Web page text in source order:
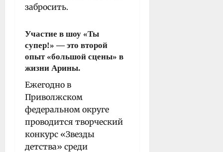
забросить.
Участие в шоу «Ты
супер!» — это второй
опыт «большой сцены» в
жизни Арины.
Ежегодно в
Приволжском
федеральном округе
проводится творческий
конкурс «Звезды
детства» среди